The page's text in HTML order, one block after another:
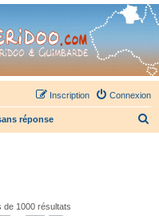
la communauté.
Connexion
Inscription
réponse
de 1000 résultats